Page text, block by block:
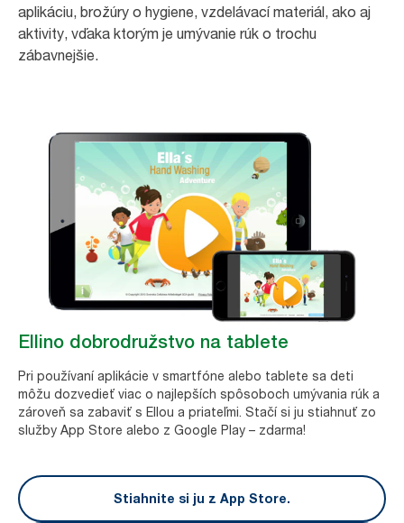
aplikáciu, brožúry o hygiene, vzdelávací materiál, ako aj
aktivity, vďaka ktorým je umývanie rúk o trochu
zábavnejšie.
Ellino dobrodružstvo na tablete
Pri používaní aplikácie v smartfóne alebo tablete sa deti
môžu dozvedieť viac o najlepších spôsoboch umývania rúk a
zároveň sa zabaviť s Ellou a priateľmi. Stačí si ju stiahnuť zo
služby App Store alebo z Google Play – zdarma!
Stiahnite si ju z App Store.